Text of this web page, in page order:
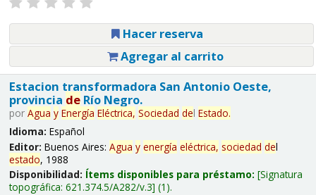
Hacer reserva
Agregar al carrito
Estacion transformadora San Antonio Oeste,
provincia deRío Negro.
por Agua y Energía Eléctrica, Sociedad del Estado.
Idioma: Español
Editor: Buenos Aires: Agua y energía eléctrica, sociedad del
estado, 1988
Disponibilidad: Ítems disponibles para préstamo: Signatura
topográfica: 621.374.5/A282/v.3 (1).